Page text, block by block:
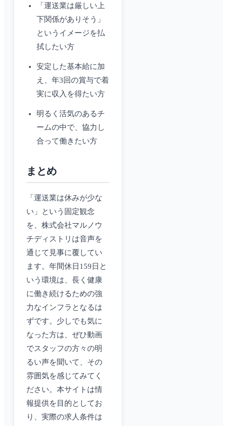
「運送業は厳しい上
下関係がありそう」
というイメージを払
拭したい方
安定した基本給に加
え、年3回の賞与で着
実に収入を得たい方
明るく活気のあるチ
ームの中で、協力し
合って働きたい方
まとめ
「運送業は休みが少な
い」という固定観念
を、株式会社マルノウ
チディストリは音声を
通じて見事に覆してい
ます。年間休日159日と
いう環境は、長く健康
に働き続けるための強
力なインフラとなるは
ずです。少しでも気に
なった方は、ぜひ動画
でスタッフの方々の明
るい声を聞いて、その
雰囲気を感じてみてく
ださい。本サイトは情
報提供を目的としてお
り、実際の求人条件は